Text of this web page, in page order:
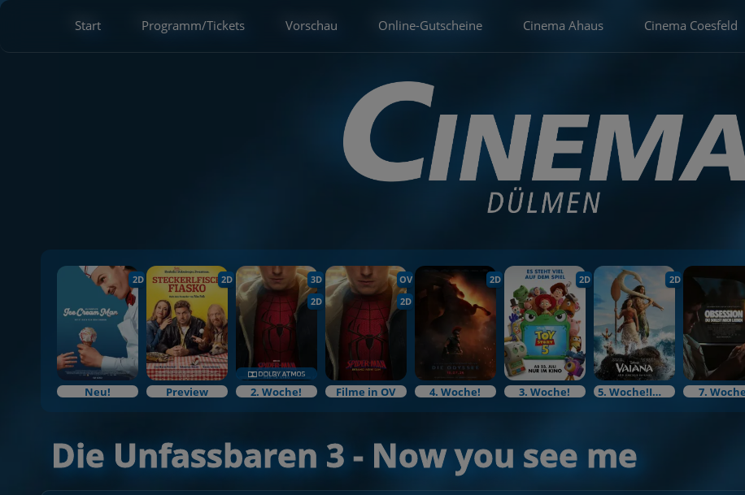
Start Programm/Tickets Vorschau Online-Gutscheine Cinema Ahaus Cinema Coesfeld
2D
Neu!
2D
Preview
3D
2D
2. Woche!
OV
2D
Filme in OV
2D
4. Woche!
2D
3. Woche!
2D
5. Woche!Im Bundesstart 7.
Die Unfassbaren 3 - Now you see me